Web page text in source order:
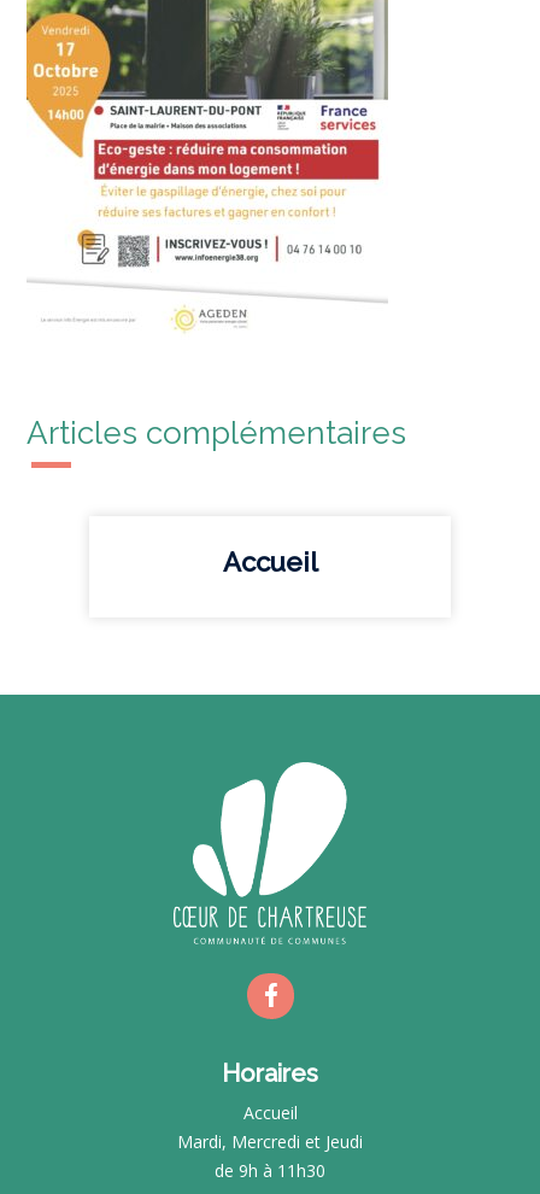
Articles complémentaires
Accueil
Horaires
Accueil
Mardi, Mercredi et Jeudi
de 9h à 11h30